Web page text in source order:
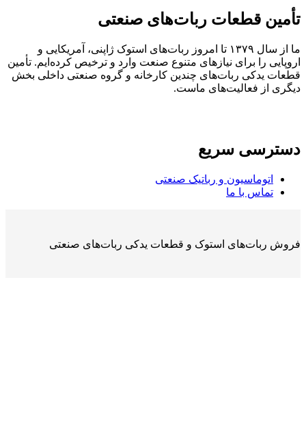
تأمین قطعات ربات‌های صنعتی
ما از سال ۱۳۷۹ تا امروز ربات‌های استوک ژاپنی، آمریکایی و
اروپایی را برای نیازهای متنوع صنعت وارد و ترخیص کرده‌ایم. تأمین
قطعات یدکی ربات‌های چندین کارخانه و گروه صنعتی داخلی بخش
دیگری از فعالیت‌های ماست.
دسترسی سریع
اتوماسیون و رباتیک صنعتی
تماس با ما
فروش ربات‌های استوک و قطعات یدکی ربات‌های صنعتی